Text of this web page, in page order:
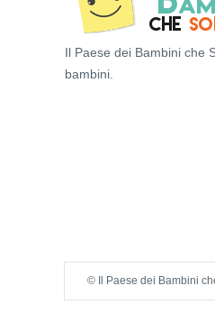
Il Paese dei Bambini che
bambini.
© Il Paese dei Bambini